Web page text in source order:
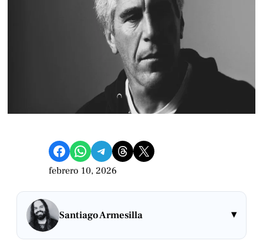
Compartir en Facebook Compartir en WhatsApp Compartir en Telegram Share on Threads Compartir en X
febrero 10, 2026
Santiago Armesilla ▾